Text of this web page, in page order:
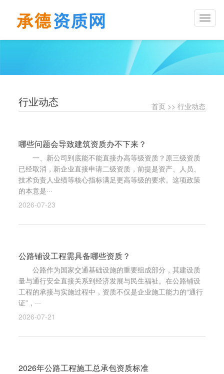
行业动态 首页>> 行业动态
哪些问题会导致建筑资质办不下来？
一、新公司到底能不能直接办高等级资质？原三级资质
已经取消，新企业直接申请二级资质，前提是资产、人员、
技术负责人业绩等核心指标满足更高等级的要求。这项政策
的本意是···
2026-07-23
公路铺设工程需具备哪些资质？
公路作为国家交通基础设施的重要组成部分，其建设质
量与通行安全直接关系到经济发展与民生福祉。在公路铺设
工程的承接与实施过程中，资质不仅是企业施工能力的“通行
证”，···
2026-07-21
2026年公路工程施工总承包资质标准